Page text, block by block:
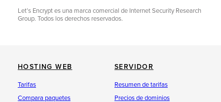
Let’s Encrypt es una marca comercial de Internet Security Research
Group. Todos los derechos reservados.
HOSTING WEB
Tarifas
Compara paquetes
SERVIDOR
Resumen de tarifas
Precios de dominios